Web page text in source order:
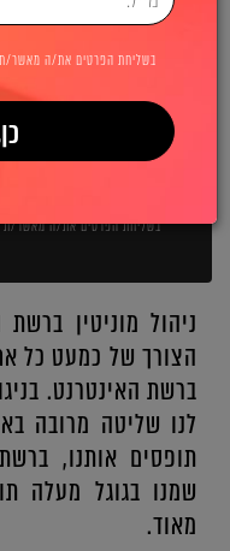
בשליחת הפרטים את/ה מאשר/
ניהול מוניטין
הצורך של כמעט כל
ברשת האינטרנט.
לנו שליטה מרובה
תופסים אותנו,
שמנו בגוגל מעלה
מאוד.
בשליחת הפרטים את/ה מאשר/